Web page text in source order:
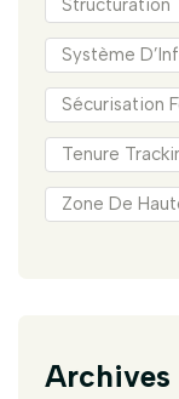
Structuration
Système
Sécurisation
Tenure
Zone De
Archives